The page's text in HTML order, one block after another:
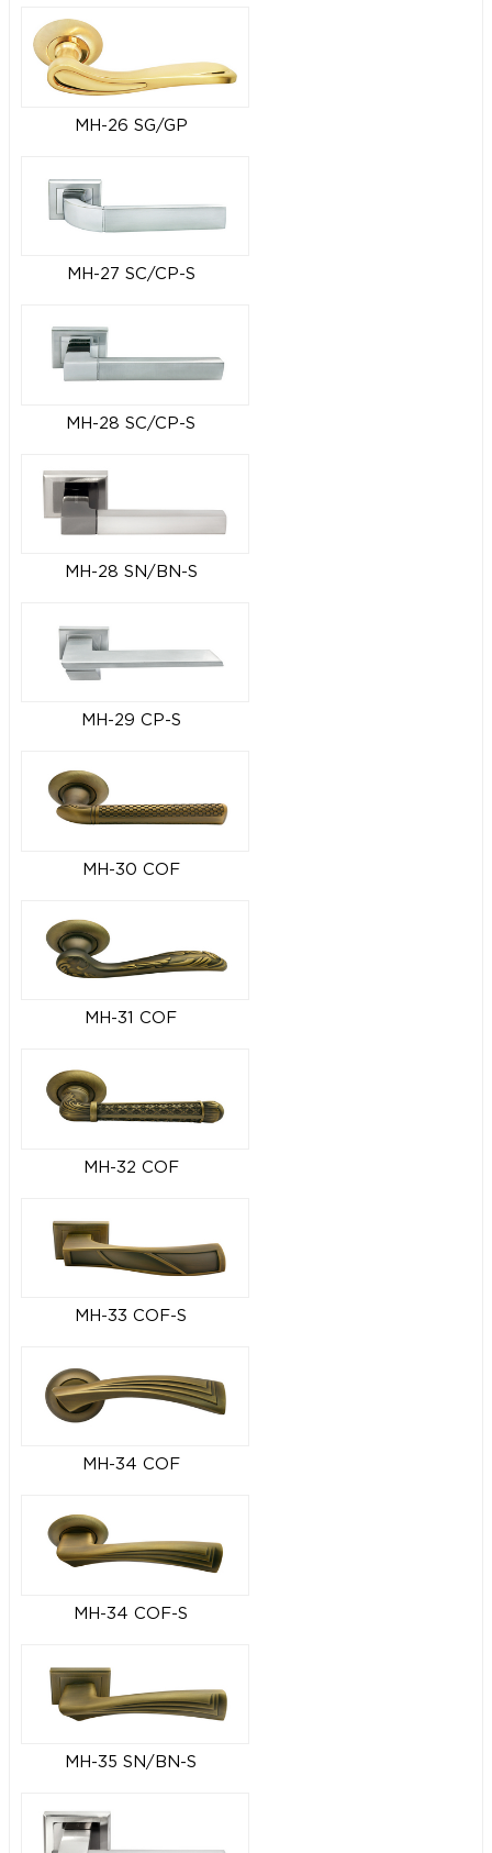
MH-26 SG/GP
MH-27 SC/CP-S
MH-28 SC/CP-S
MH-28 SN/BN-S
MH-29 CP-S
MH-30 COF
MH-31 COF
MH-32 COF
MH-33 COF-S
MH-34 COF
MH-34 COF-S
MH-35 SN/BN-S